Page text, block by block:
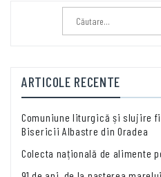
după:
ARTICOLE RECENTE
Comuniune liturgică și slujire
Bisericii Albastre din Oradea
Colecta națională de alimente